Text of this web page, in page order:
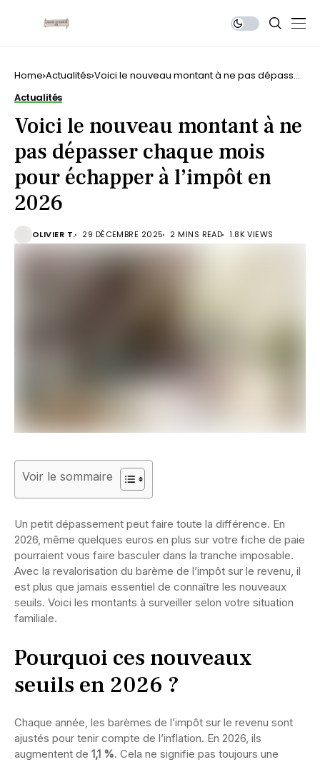
Home Actualités Voici le nouveau montant à ne pas dépasser
Actualités
Voici le nouveau montant à ne
pas dépasser chaque mois
pour échapper à l’impôt en
2026
OLIVIER T. 29 DÉCEMBRE 2025 2 MINS READ 1.8K VIEWS
Voir le sommaire
Un petit dépassement peut faire toute la différence. En
2026, même quelques euros en plus sur votre fiche de paie
pourraient vous faire basculer dans la tranche imposable.
Avec la revalorisation du barème de l’impôt sur le revenu, il
est plus que jamais essentiel de connaître les nouveaux
seuils. Voici les montants à surveiller selon votre situation
familiale.
Pourquoi ces nouveaux
seuils en 2026 ?
Chaque année, les barèmes de l’impôt sur le revenu sont
ajustés pour tenir compte de l’inflation. En 2026, ils
augmentent de 1,1 %. Cela ne signifie pas toujours une